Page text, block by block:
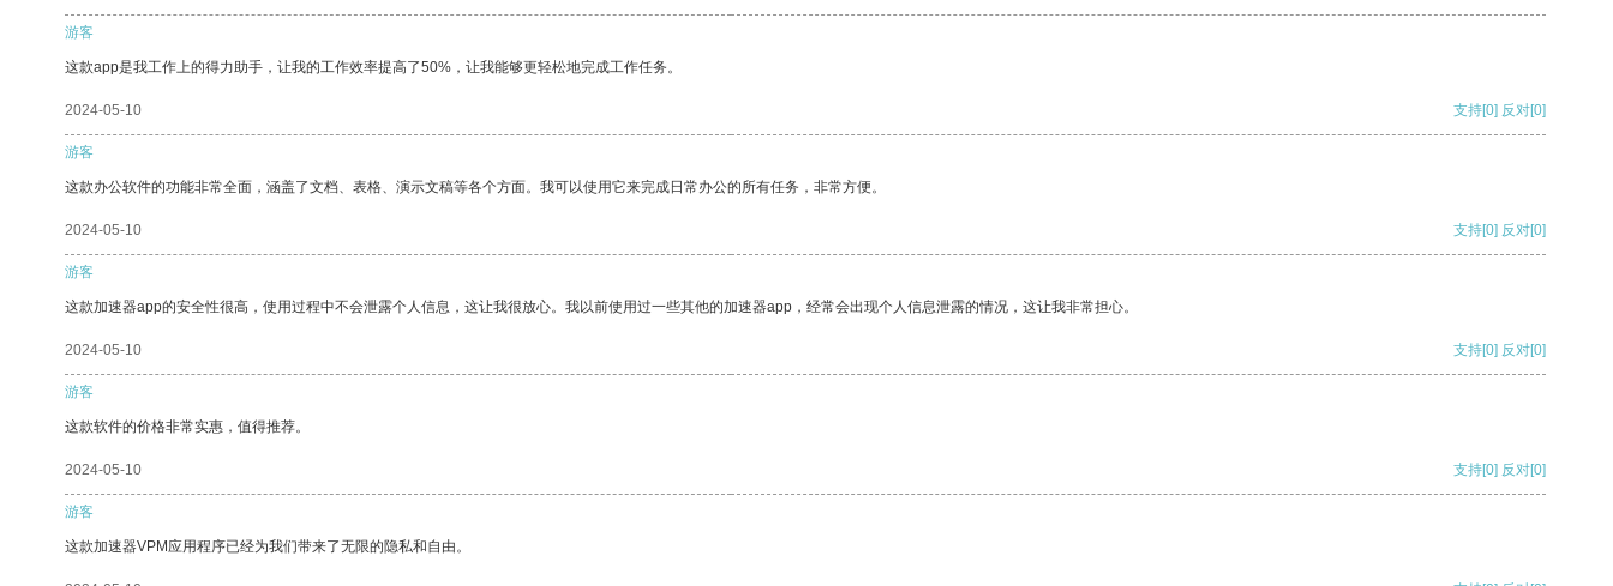
游客
这款app是我工作上的得力助手，让我的工作效率提高了50%，让我能够更轻松地完成工作任务。
2024-05-10 支持[0] 反对[0]
游客
这款办公软件的功能非常全面，涵盖了文档、表格、演示文稿等各个方面。我可以使用它来完成日常办公的所有任务，非常方便。
2024-05-10 支持[0] 反对[0]
游客
这款加速器app的安全性很高，使用过程中不会泄露个人信息，这让我很放心。我以前使用过一些其他的加速器app，经常会出现个人信息泄露的情况，这让我非常担心。
2024-05-10 支持[0] 反对[0]
游客
这款软件的价格非常实惠，值得推荐。
2024-05-10 支持[0] 反对[0]
游客
这款加速器VPM应用程序已经为我们带来了无限的隐私和自由。